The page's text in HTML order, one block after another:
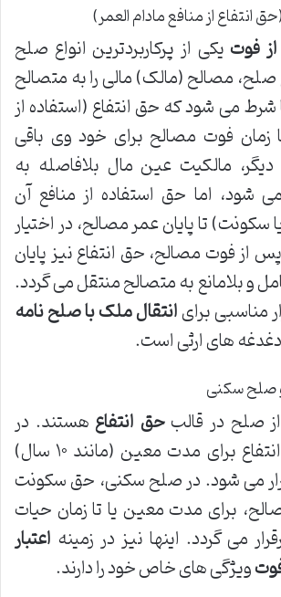
فوت یکی از پرکاربردترین انواع صلح
مصالح (مالک) مالی را به متصالح
می شود که حق انتفاع (استفاده از
زمان فوت مصالح برای خود وی باقی
مالکیت عین مال بلافاصله به
شود، اما حق استفاده از منافع آن
سکونت) تا پایان عمر مصالح، در اختیار
از فوت مصالح، حق انتفاع نیز پایان
و بلامانع به متصالح منتقل می گردد.
مناسبی برایانتقال ملک با صلح نامه
های ارثی است.
از صلح در قالبحق انتفاع هستند. در
صلح رقبی، حق انتفاع برای مدت معین (مانند ۱۰ سال)
می شود. در صلح سکنی، حق سکونت
برای مدت معین یا تا زمان حیات
می گردد. اینها نیز در زمینه اعتبار
ویژگی های خاص خود را دارند.